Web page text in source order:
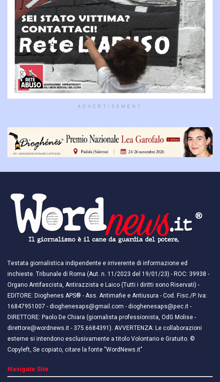
ADVERTISEMENT
Testata giornalistica indipendente e irriverente di informazione ed
inchieste. Tribunale di Roma (Aut. n. 11/2023 del 19/01/23) - ROC: 39938 -
Organo Antifascista, Antirazzista e Laico (Tutti i diritti sono Riservati) -
EDITORE: Dioghenes APS® - Ass. Antimafie e Antiusura - Cod. Fisc./P. Iva:
16847951007 - dioghenesaps@gmail.com - dioghenesaps@pec.it - ​​
DIRETTORE: Paolo De Chiara (giornalista professionista, OdG Molise -
direttore@wordnews.it - ​​375.6684391). AVVERTENZA: Le collaborazioni
esterne si intendono esclusivamente a titolo Volontario e Gratuito. ©
Copyleft, Se copiato, citare la fonte "WordNews.it"
Navigate Site